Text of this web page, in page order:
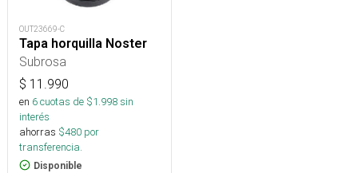
OUT23669-C
Tapa horquilla Noster
Subrosa
$ 11.990
en 6cuotas de $1.998sin
interés
ahorras $480 por
transferencia.
Disponible